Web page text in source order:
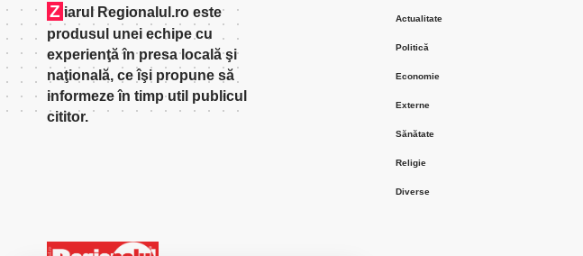
Z iarul Regionalul.ro este
produsul unei echipe cu
experienţă în presa locală şi
naţională, ce îşi propune să
informeze în timp util publicul
cititor.
Actualitate
Politică
Economie
Externe
Sănătate
Religie
Diverse